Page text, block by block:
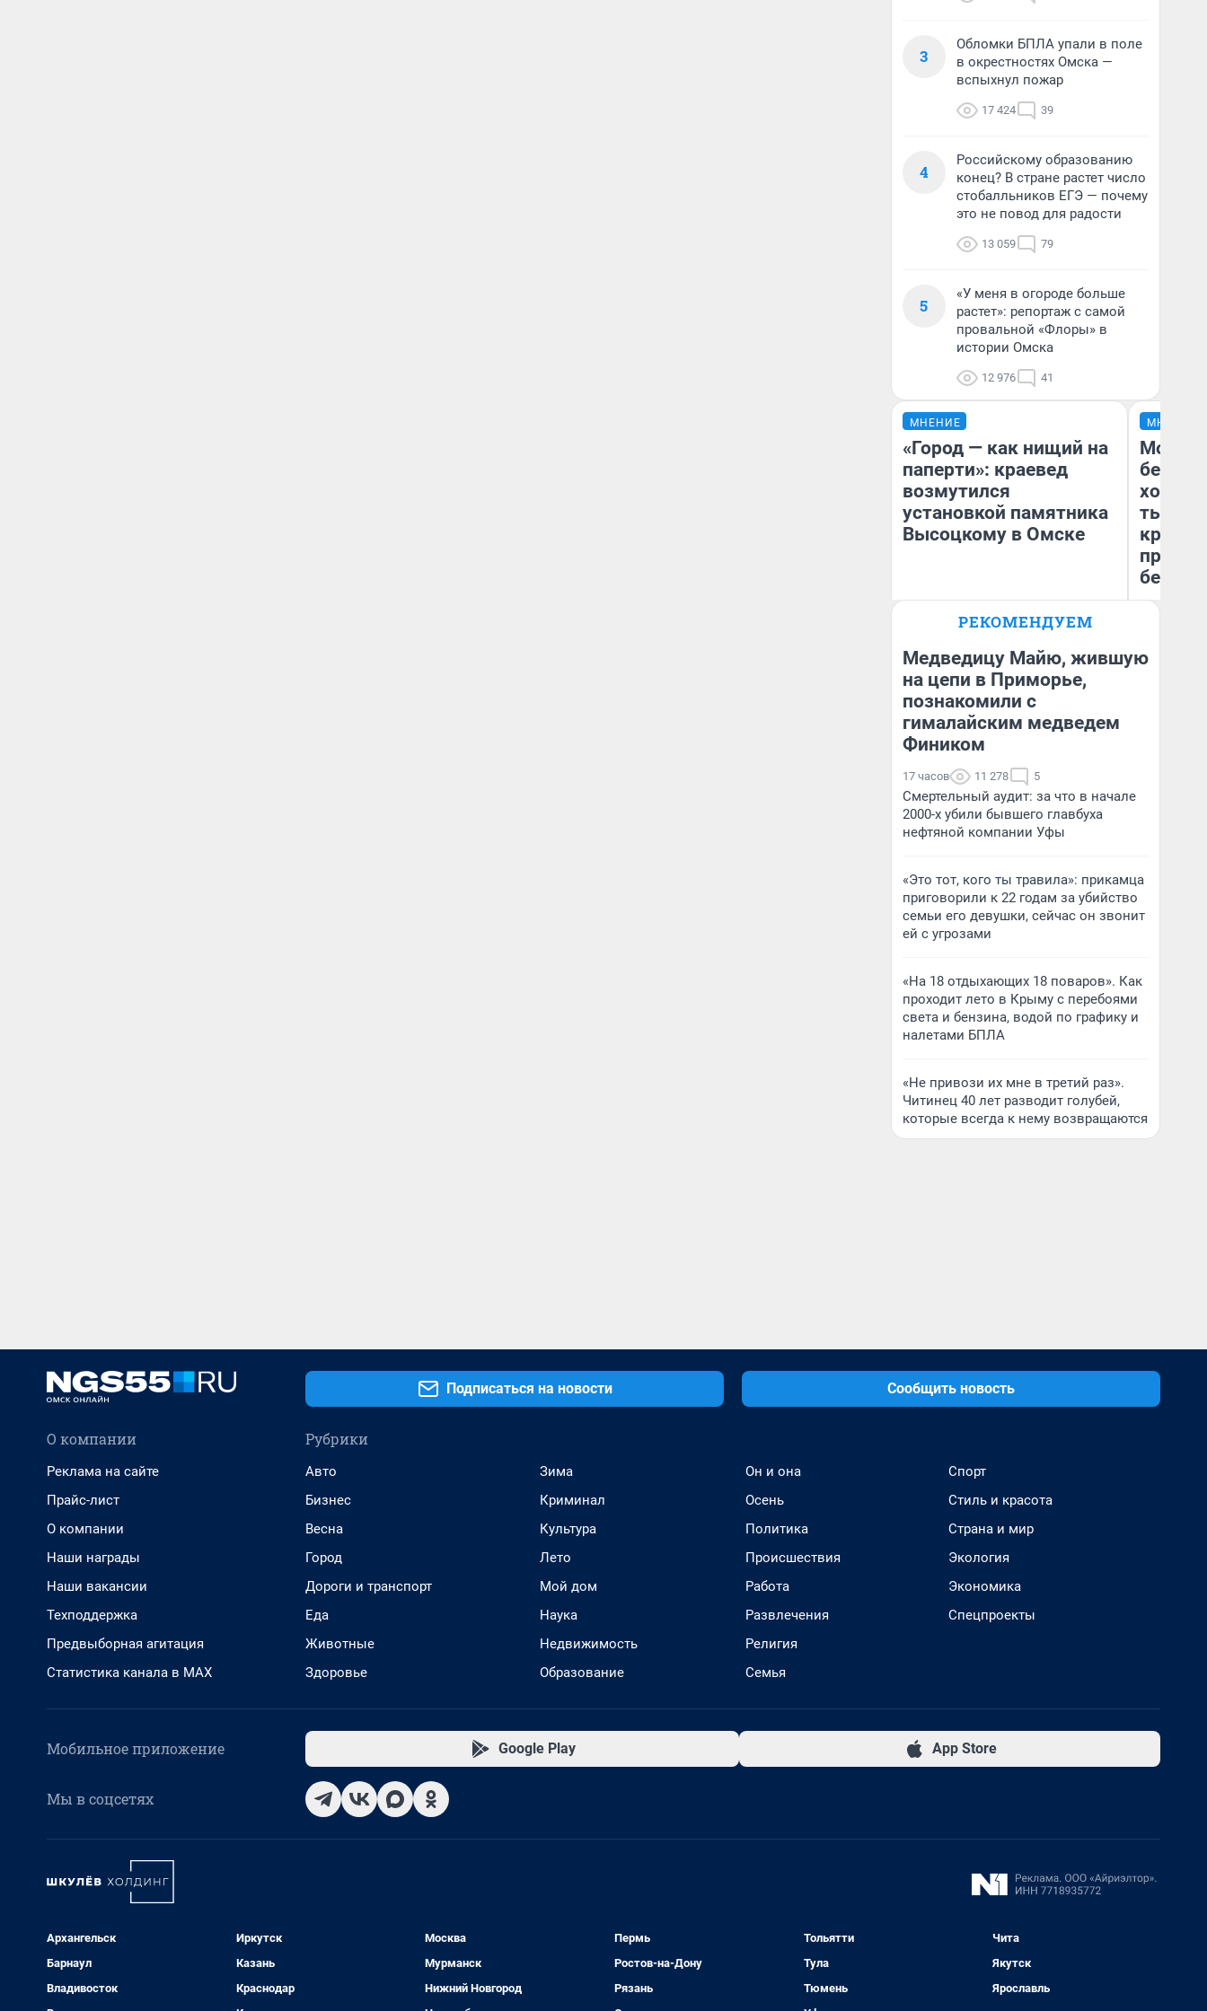
3
Обломки БПЛА упали в поле
в окрестностях Омска —
вспыхнул пожар
17 424 39
4
Российскому образованию
конец? В стране растет число
стобалльников ЕГЭ — почему
это не повод для радости
13 059 79
5
«У меня в огороде больше
растет»: репортаж с самой
провальной «Флоры» в
истории Омска
12 976 41
МНЕНИЕ
«Город — как нищий на
паперти»: краевед
возмутился
установкой памятника
Высоцкому в Омске
Игорь Коновалов
МНЕНИЕ
Мой
хотела
тысяч,
РЕКОМЕНДУЕМ
Медведицу Майю, жившую
на цепи в Приморье,
познакомили с
гималайским медведем
Фиником
17 часов 11 278 5
Смертельный аудит: за что в начале
2000-х убили бывшего главбуха
нефтяной компании Уфы
«Это тот, кого ты травила»: прикамца
приговорили к 22 годам за убийство
семьи его девушки, сейчас он звонит
ей с угрозами
«На 18 отдыхающих 18 поваров». Как
проходит лето в Крыму с перебоями
света и бензина, водой по графику и
налетами БПЛА
«Не привози их мне в третий раз».
Читинец 40 лет разводит голубей,
которые всегда к нему возвращаются
Подписаться на новости Сообщить новость
О компании
Реклама на сайте
Прайс-лист
О компании
Наши награды
Наши вакансии
Техподдержка
Предвыборная агитация
Статистика канала в MAX
Рубрики
Авто
Бизнес
Весна
Город
Дороги и транспорт
Еда
Животные
Здоровье
Зима
Криминал
Культура
Лето
Мой дом
Наука
Недвижимость
Образование
Он и она
Осень
Политика
Происшествия
Работа
Развлечения
Религия
Семья
Спорт
Стиль и красота
Страна и мир
Экология
Экономика
Спецпроекты
Мобильное приложение Google Play App Store
Мы в соцсетях
Архангельск
Барнаул
Владивосток
Иркутск
Казань
Краснодар
Москва
Мурманск
Нижний Новгород
Пермь
Ростов-на-Дону
Рязань
Тольятти
Тула
Тюмень
Чита
Якутск
Ярославль